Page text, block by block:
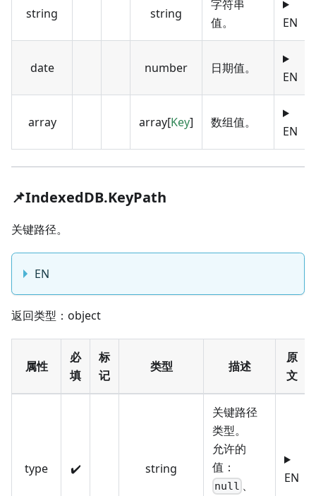
string string
字符串
值。
EN
date number 日期值。
EN
array array[Key] 数组值。
EN
📌IndexedDB.KeyPath
关键路径。
EN
返回类型：object
属性
必
填
标
记
类型 描述
原
文
type ✔️ string
关键路径
类型。
允许的
值：
null 、 EN